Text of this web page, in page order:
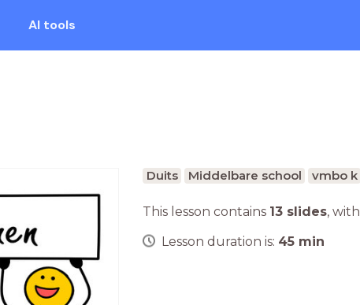
AI tools
Duits Middelbare school vmbo k
This lesson contains 13 slides, with
Lesson duration is: 45 min